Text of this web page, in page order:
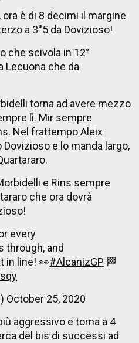
è di 8 decimi il margine
a 3''5 da Dovizioso!
che scivola in 12°
Lecuona che da
torna ad avere mezzo
lì. Mir sempre
Nel frattempo Aleix
e lo manda largo,
e Rins sempre
che ora dovrà
every
through, and
in line! 👀#AlcanizGP 🏁
October 25, 2020
aggressivo e torna a 4
del bis di successi ad